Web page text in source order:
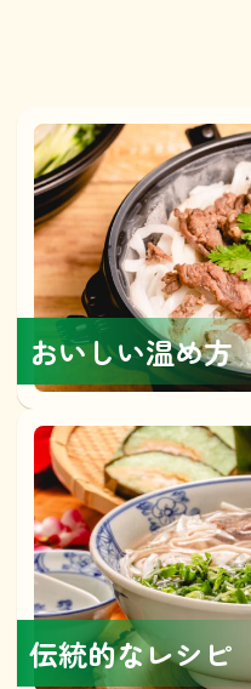
おいしい温め方
伝統的なレシピ